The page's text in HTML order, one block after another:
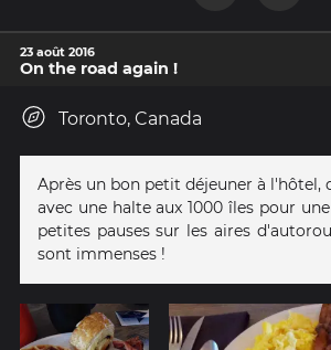
23 août 2016
On the road again !
Toronto, Canada
Après un bon petit déjeuner à l'hôtel,
avec une halte aux 1000 îles pour
petites pauses sur les aires
sont immenses !